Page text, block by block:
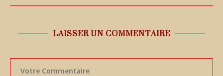
LAISSER UN COMMENTAIRE